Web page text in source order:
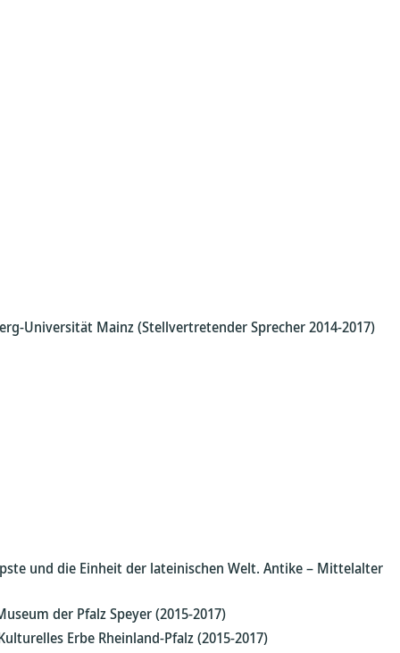
Universität Mainz (Stellvertretender Sprecher 2014-2017)
und die Einheit der lateinischen Welt. Antike – Mittelalter
der Pfalz Speyer (2015-2017)
Erbe Rheinland-Pfalz (2015-2017)